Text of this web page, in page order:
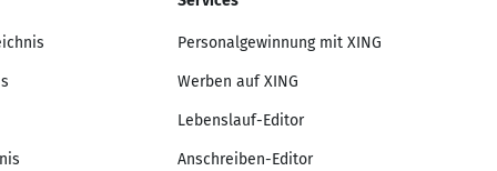
Personalgewinnung mit XING
Werben auf XING
Lebenslauf-Editor
Anschreiben-Editor